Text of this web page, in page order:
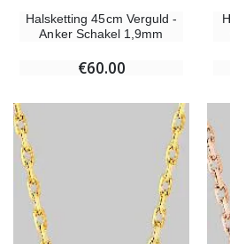
Halsketting 45cm Verguld -
Anker Schakel 1,9mm
€60.00